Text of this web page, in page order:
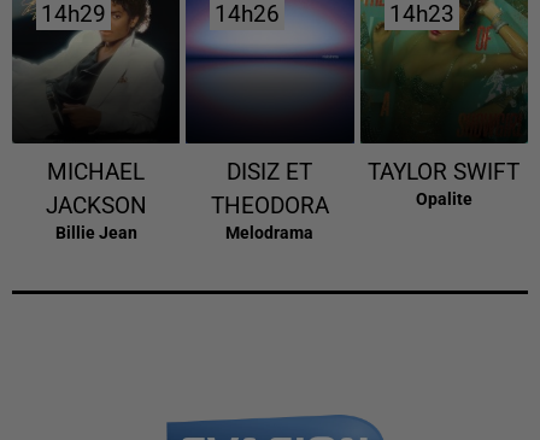
14h29
14h29
MICHAEL
JACKSON
Billie Jean
14h26
14h26
DISIZ ET
THEODORA
Melodrama
14h23
14h23
TAYLOR SWIFT
Opalite